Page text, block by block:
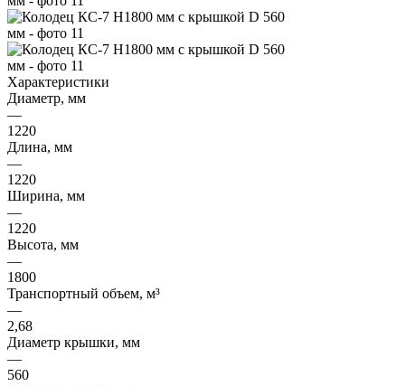
Характеристики
Диаметр, мм
—
1220
Длина, мм
—
1220
Ширина, мм
—
1220
Высота, мм
—
1800
Транспортный объем, м³
—
2,68
Диаметр крышки, мм
—
560